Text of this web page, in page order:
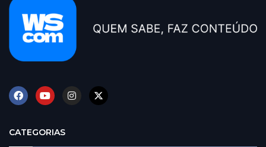
CATEGORIAS